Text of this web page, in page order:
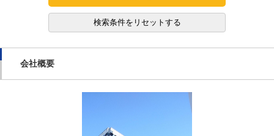
検索条件をリセットする
会社概要